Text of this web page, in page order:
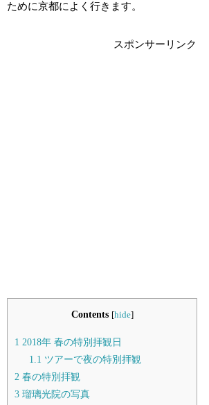
ために京都によく行きます。
スポンサーリンク
Contents [hide]
1 2018年 春の特別拝観日
1.1 ツアーで夜の特別拝観
2 春の特別拝観
3 瑠璃光院の写真